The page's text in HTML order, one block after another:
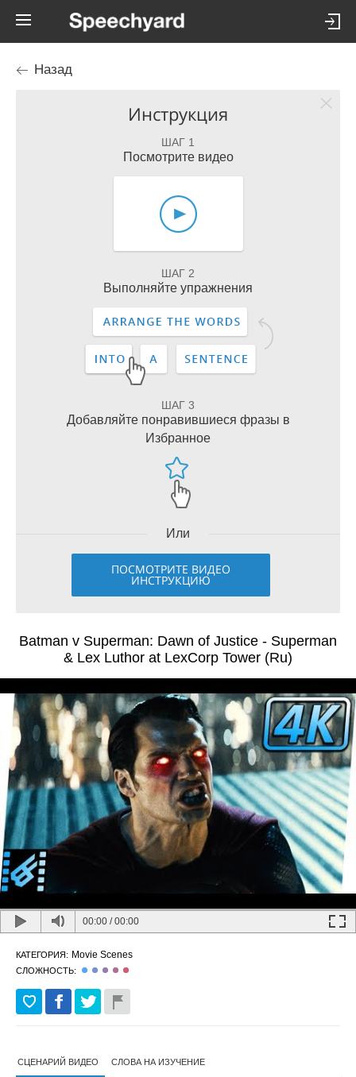
Назад
Инструкция
ШАГ 1
Посмотрите видео
ШАГ 2
Выполняйте упражнения
ШАГ 3
Добавляйте понравившиеся фразы в
Избранное
Или
ПОСМОТРИТЕ ВИДЕО
ИНСТРУКЦИЮ
Batman v Superman: Dawn of Justice - Superman
& Lex Luthor at LexCorp Tower (Ru)
00:00 /00:00
КАТЕГОРИЯ: Movie Scenes
СЛОЖНОСТЬ:
СЦЕНАРИЙ ВИДЕО СЛОВА НА ИЗУЧЕНИЕ